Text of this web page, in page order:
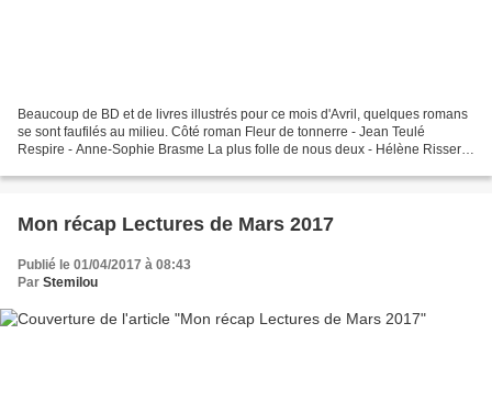
Beaucoup de BD et de livres illustrés pour ce mois d'Avril, quelques romans
se sont faufilés au milieu. Côté roman Fleur de tonnerre - Jean Teulé
Respire - Anne-Sophie Brasme La plus folle de nous deux - Hélène Risser
Mon récap Lectures de Mars 2017
Publié le 01/04/2017 à 08:43
Par Stemilou